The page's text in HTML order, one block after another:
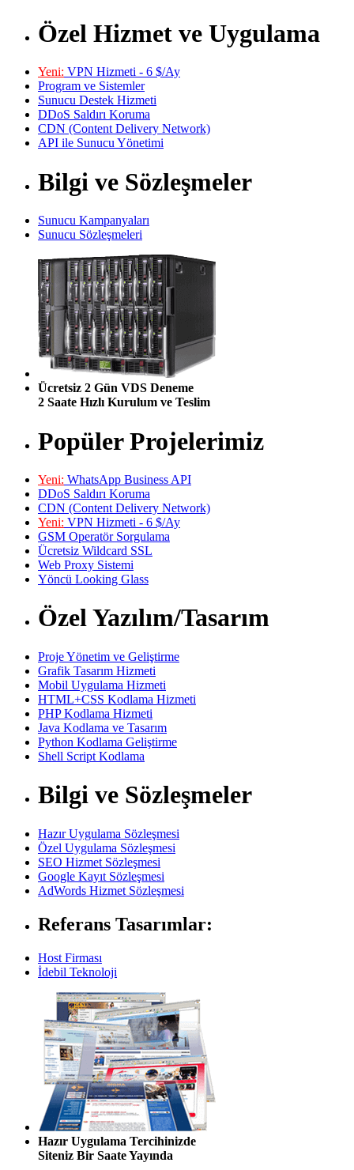
Özel Hizmet ve Uygulama
Yeni: VPN Hizmeti - 6 $/Ay
Program ve Sistemler
Sunucu Destek Hizmeti
DDoS Saldırı Koruma
CDN (Content Delivery Network)
API ile Sunucu Yönetimi
Bilgi ve Sözleşmeler
Sunucu Kampanyaları
Sunucu Sözleşmeleri
Ücretsiz 2 Gün VDS Deneme
2 Saate Hızlı Kurulum ve Teslim
Popüler Projelerimiz
Yeni: WhatsApp Business API
DDoS Saldırı Koruma
CDN (Content Delivery Network)
Yeni: VPN Hizmeti - 6 $/Ay
GSM Operatör Sorgulama
Ücretsiz Wildcard SSL
Web Proxy Sistemi
Yöncü Looking Glass
Özel Yazılım/Tasarım
Proje Yönetim ve Geliştirme
Grafik Tasarım Hizmeti
Mobil Uygulama Hizmeti
HTML+CSS Kodlama Hizmeti
PHP Kodlama Hizmeti
Java Kodlama ve Tasarım
Python Kodlama Geliştirme
Shell Script Kodlama
Bilgi ve Sözleşmeler
Hazır Uygulama Sözleşmesi
Özel Uygulama Sözleşmesi
SEO Hizmet Sözleşmesi
Google Kayıt Sözleşmesi
AdWords Hizmet Sözleşmesi
Referans Tasarımlar:
Host Firması
İdebil Teknoloji
Hazır Uygulama Tercihinizde
Siteniz Bir Saate Yayında